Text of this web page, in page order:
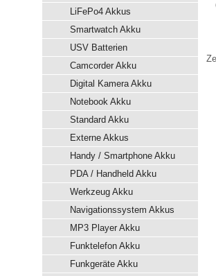
LiFePo4 Akkus
Smartwatch Akku
USV Batterien
Camcorder Akku
Digital Kamera Akku
Notebook Akku
Standard Akku
Externe Akkus
Handy / Smartphone Akku
PDA / Handheld Akku
Werkzeug Akku
Navigationssystem Akkus
MP3 Player Akku
Funktelefon Akku
Funkgeräte Akku